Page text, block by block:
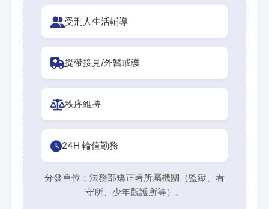
受刑人生活輔導
提帶接見/外醫戒護
秩序維持
24H 輪值勤務
分發單位：法務部矯正署所屬機關（監獄、看
守所、少年觀護所等）。